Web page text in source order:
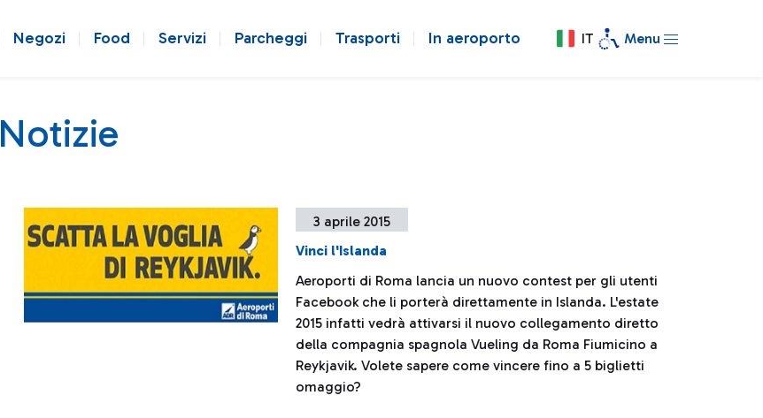
Negozi Food Servizi Parcheggi Trasporti In aeroporto IT Menu
Notizie
3 aprile 2015
Vinci l'Islanda
Aeroporti di Roma lancia un nuovo contest per gli utenti
Facebook che li porterà direttamente in Islanda. L'estate
2015 infatti vedrà attivarsi il nuovo collegamento diretto
della compagnia spagnola Vueling da Roma Fiumicino a
Reykjavik. Volete sapere come vincere fino a 5 biglietti
omaggio?